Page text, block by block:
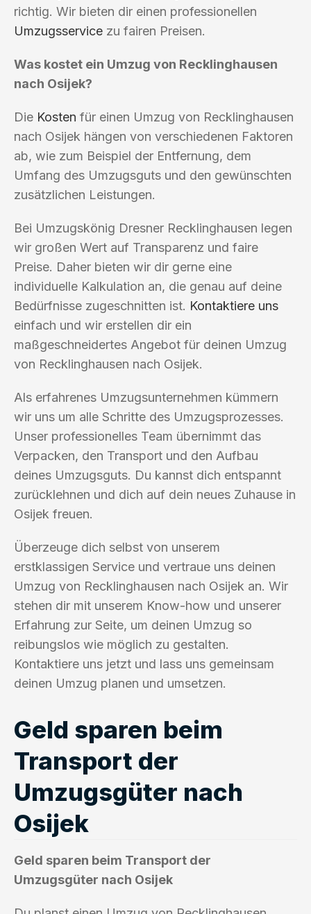
richtig. Wir bieten dir einen professionellen
Umzugsservice zu fairen Preisen.
Was kostet ein Umzug von Recklinghausen
nach Osijek?
Die Kosten für einen Umzug von Recklinghausen
nach Osijek hängen von verschiedenen Faktoren
ab, wie zum Beispiel der Entfernung, dem
Umfang des Umzugsguts und den gewünschten
zusätzlichen Leistungen.
Bei Umzugskönig Dresner Recklinghausen legen
wir großen Wert auf Transparenz und faire
Preise. Daher bieten wir dir gerne eine
individuelle Kalkulation an, die genau auf deine
Bedürfnisse zugeschnitten ist. Kontaktiere uns
einfach und wir erstellen dir ein
maßgeschneidertes Angebot für deinen Umzug
von Recklinghausen nach Osijek.
Als erfahrenes Umzugsunternehmen kümmern
wir uns um alle Schritte des Umzugsprozesses.
Unser professionelles Team übernimmt das
Verpacken, den Transport und den Aufbau
deines Umzugsguts. Du kannst dich entspannt
zurücklehnen und dich auf dein neues Zuhause in
Osijek freuen.
Überzeuge dich selbst von unserem
erstklassigen Service und vertraue uns deinen
Umzug von Recklinghausen nach Osijek an. Wir
stehen dir mit unserem Know-how und unserer
Erfahrung zur Seite, um deinen Umzug so
reibungslos wie möglich zu gestalten.
Kontaktiere uns jetzt und lass uns gemeinsam
deinen Umzug planen und umsetzen.
Geld sparen beim
Transport der
Umzugsgüter nach
Osijek
Geld sparen beim Transport der
Umzugsgüter nach Osijek